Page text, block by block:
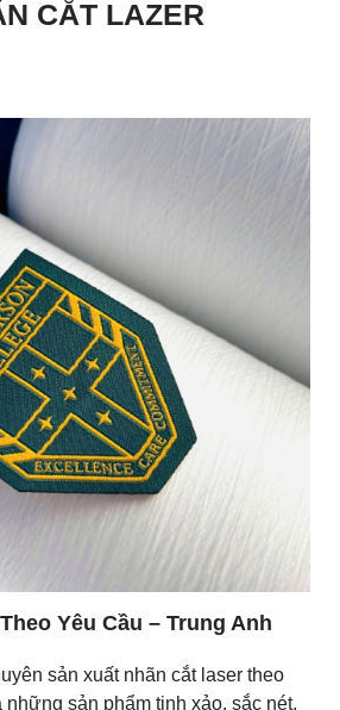
CẮT LAZER
Yêu Cầu – Trung Anh
sản xuất nhãn cắt laser theo
những sản phẩm tinh xảo, sắc nét,